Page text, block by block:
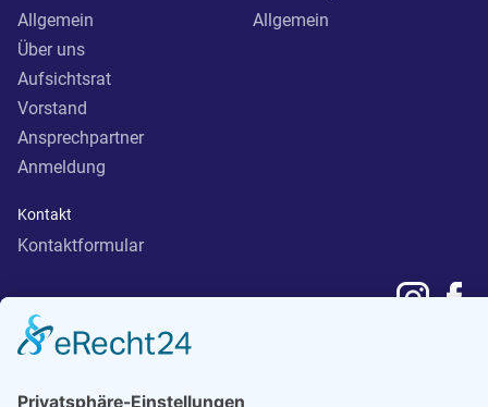
Allgemein
Über uns
Aufsichtsrat
Vorstand
Ansprechpartner
Anmeldung
Allgemein
Kontakt
Kontaktformular